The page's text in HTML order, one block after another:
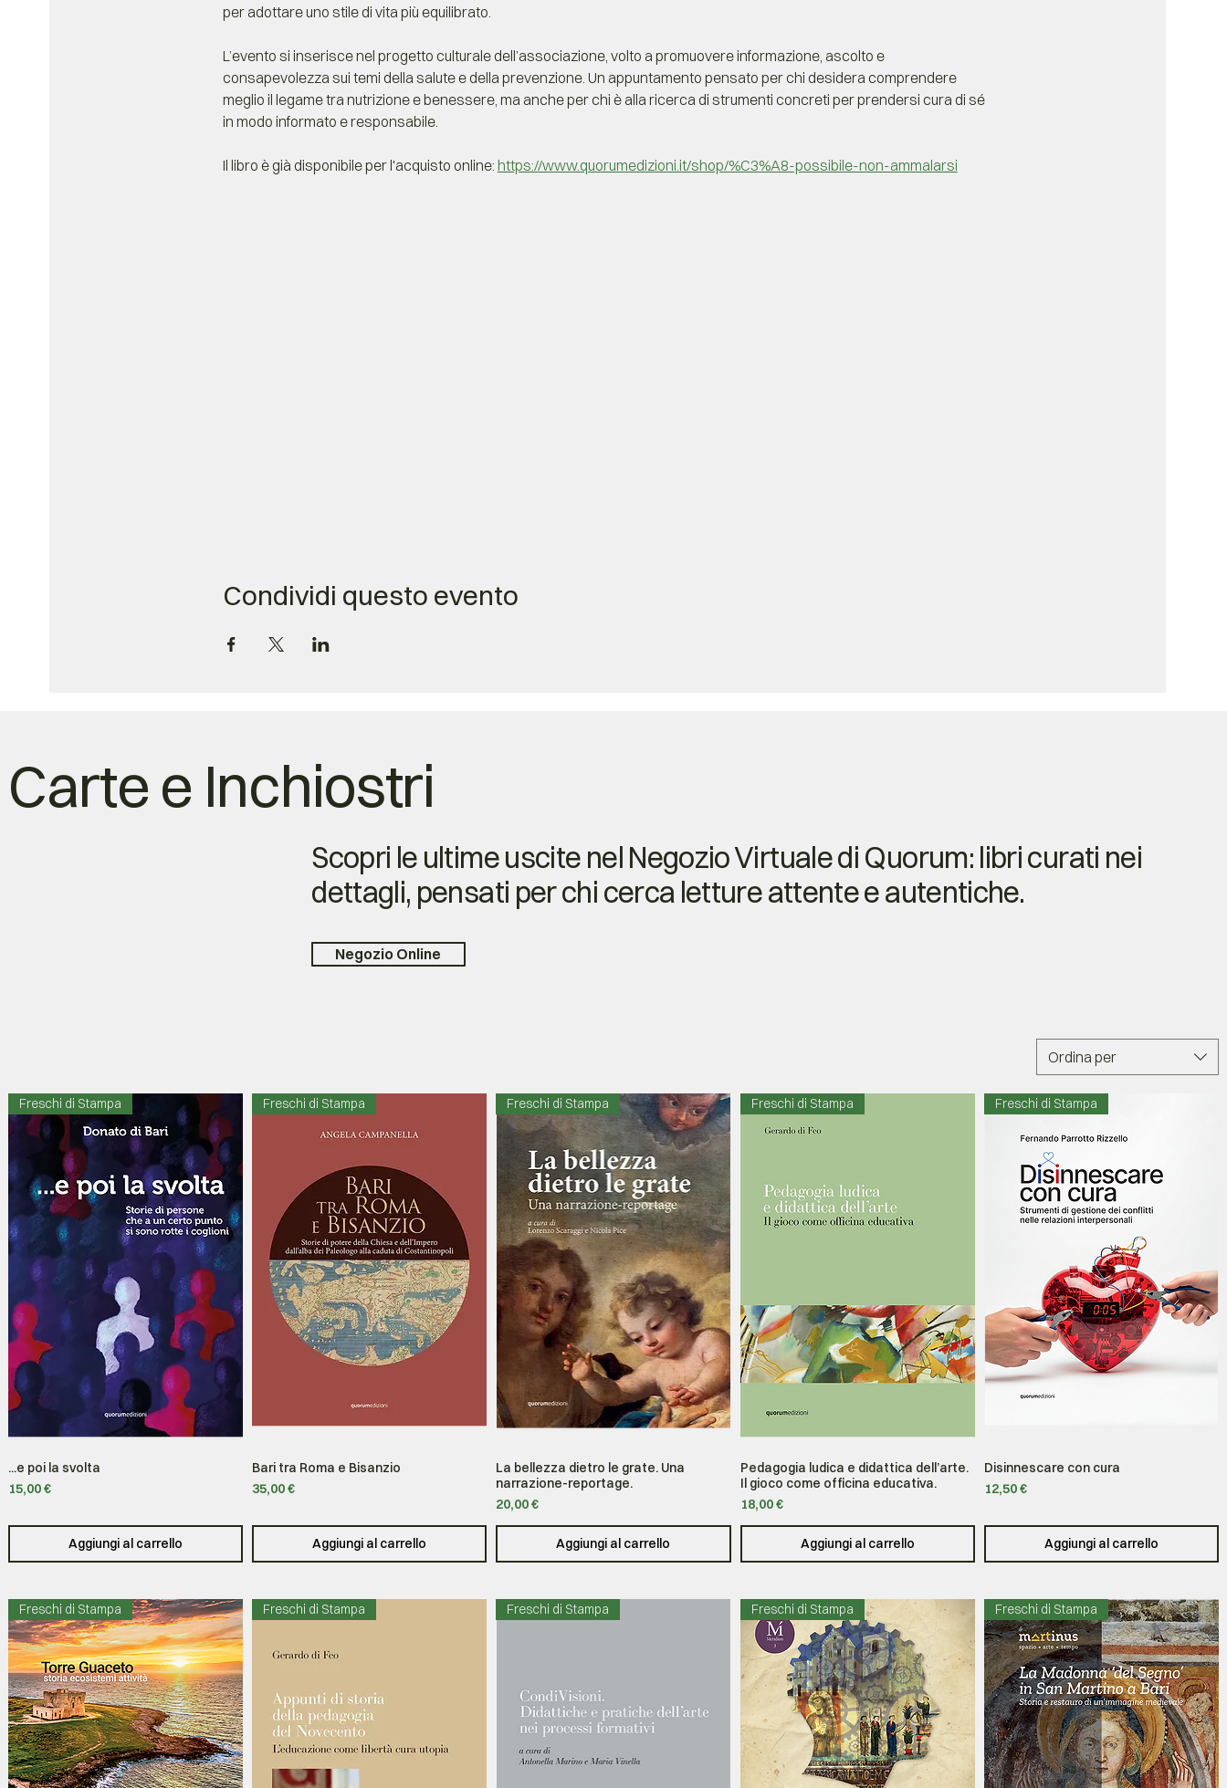
per adottare uno stile di vita più equilibrato.
L’evento si inserisce nel progetto culturale dell’associazione, volto a promuovere informazione, ascolto e
consapevolezza sui temi della salute e della prevenzione. Un appuntamento pensato per chi desidera comprendere
meglio il legame tra nutrizione e benessere, ma anche per chi è alla ricerca di strumenti concreti per prendersi cura di sé
in modo informato e responsabile.
Il libro è già disponibile per l'acquisto online: https://www.quorumedizioni.it/shop/%C3%A8-possibile-non-ammalarsi
Condividi questo evento
Ordina per
Vista rapida
Freschi di Stampa
...e poi la svolta
Prezzo
15,00 €
Aggiungi al carrello
Vista rapida
Freschi di Stampa
Bari tra Roma e Bisanzio
Prezzo
35,00 €
Aggiungi al carrello
Vista rapida
Freschi di Stampa
La bellezza dietro le grate. Una
narrazione-reportage.
Prezzo
20,00 €
Aggiungi al carrello
Vista rapida
Freschi di Stampa
Pedagogia ludica e didattica dell’arte.
Il gioco come officina educativa.
Prezzo
18,00 €
Aggiungi al carrello
Vista rapida
Freschi di Stampa
Disinnescare con cura
Prezzo
12,50 €
Aggiungi al carrello
Freschi di Stampa Freschi di Stampa Freschi di Stampa Freschi di Stampa Freschi di Stampa
Carte e Inchiostri
Scopri le ultime uscite nel Negozio Virtuale di Quorum: libri curati nei
dettagli, pensati per chi cerca letture attente e autentiche.
Negozio Online